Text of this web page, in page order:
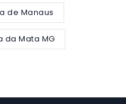
de Manaus
da Mata MG